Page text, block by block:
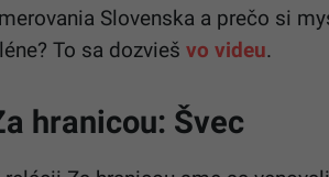
Slovenska a prečo si
To sa dozvieš vo videu.
hranicou: Švec